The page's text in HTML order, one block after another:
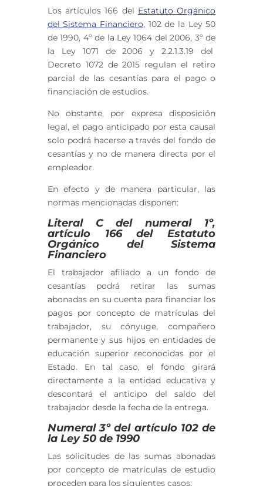
Los artículos 166 del Estatuto Orgánico
del Sistema Financiero, 102 de la Ley 50
de 1990, 4º de la Ley 1064 del 2006, 3º de
la Ley 1071 de 2006 y 2.2.1.3.19 del
Decreto 1072 de 2015 regulan el retiro
parcial de las cesantías para el pago o
financiación de estudios.
No obstante, por expresa disposición
legal, el pago anticipado por esta causal
solo podrá hacerse a través del fondo de
cesantías y no de manera directa por el
empleador.
En efecto y de manera particular, las
normas mencionadas disponen:
Literal C del numeral 1º,
artículo 166 del Estatuto
Orgánico del Sistema
Financiero
El trabajador afiliado a un fondo de
cesantías podrá retirar las sumas
abonadas en su cuenta para financiar los
pagos por concepto de matrículas del
trabajador, su cónyuge, compañero
permanente y sus hijos en entidades de
educación superior reconocidas por el
Estado. En tal caso, el fondo girará
directamente a la entidad educativa y
descontará el anticipo del saldo del
trabajador desde la fecha de la entrega.
Numeral 3º del artículo 102 de
la Ley 50 de 1990
Las solicitudes de las sumas abonadas
por concepto de matrículas de estudio
proceden para los siguientes casos: